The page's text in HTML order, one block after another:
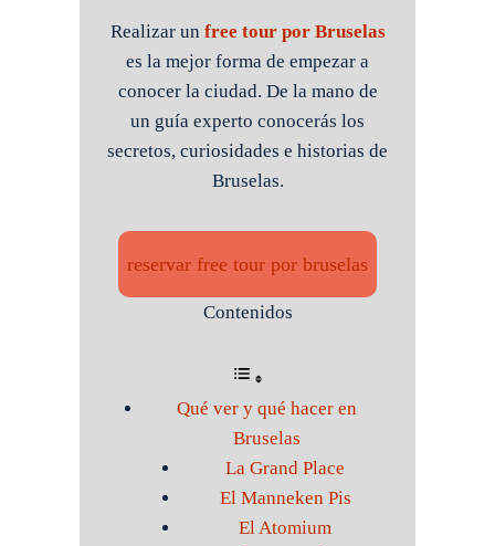
Realizar un free tour por Bruselas
es la mejor forma de empezar a
conocer la ciudad. De la mano de
un guía experto conocerás los
secretos, curiosidades e historias de
Bruselas.
reservar free tour por bruselas
Contenidos
Qué ver y qué hacer en
Bruselas
La Grand Place
El Manneken Pis
El Atomium